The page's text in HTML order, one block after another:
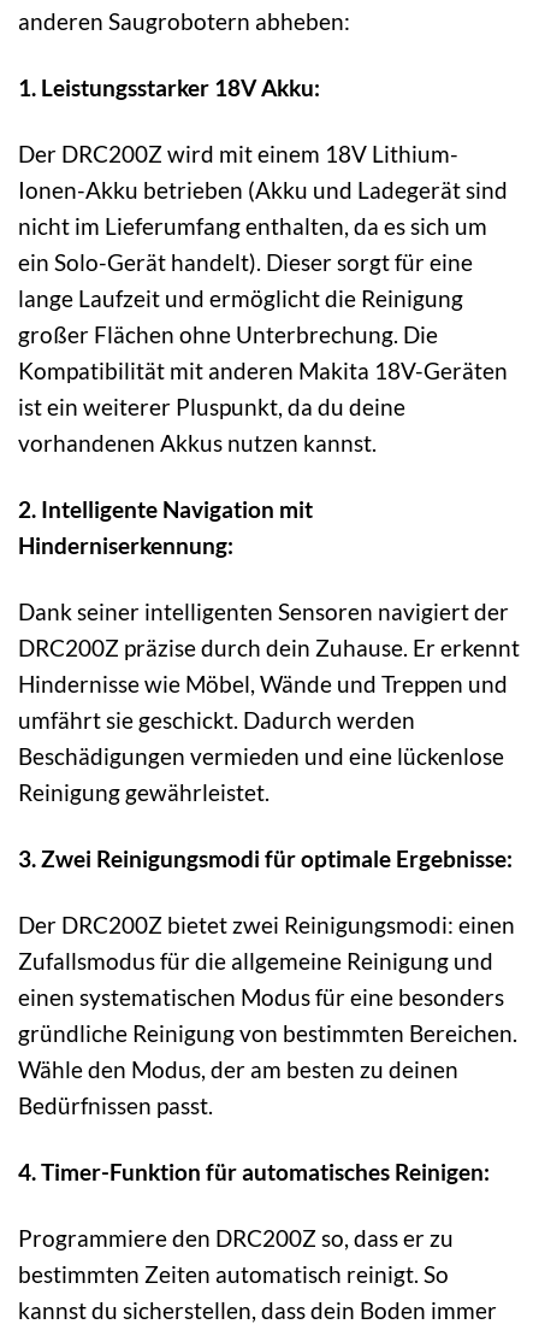
anderen Saugrobotern abheben:
1. Leistungsstarker 18V Akku:
Der DRC200Z wird mit einem 18V Lithium-
Ionen-Akku betrieben (Akku und Ladegerät sind
nicht im Lieferumfang enthalten, da es sich um
ein Solo-Gerät handelt). Dieser sorgt für eine
lange Laufzeit und ermöglicht die Reinigung
großer Flächen ohne Unterbrechung. Die
Kompatibilität mit anderen Makita 18V-Geräten
ist ein weiterer Pluspunkt, da du deine
vorhandenen Akkus nutzen kannst.
2. Intelligente Navigation mit
Hinderniserkennung:
Dank seiner intelligenten Sensoren navigiert der
DRC200Z präzise durch dein Zuhause. Er erkennt
Hindernisse wie Möbel, Wände und Treppen und
umfährt sie geschickt. Dadurch werden
Beschädigungen vermieden und eine lückenlose
Reinigung gewährleistet.
3. Zwei Reinigungsmodi für optimale Ergebnisse:
Der DRC200Z bietet zwei Reinigungsmodi: einen
Zufallsmodus für die allgemeine Reinigung und
einen systematischen Modus für eine besonders
gründliche Reinigung von bestimmten Bereichen.
Wähle den Modus, der am besten zu deinen
Bedürfnissen passt.
4. Timer-Funktion für automatisches Reinigen:
Programmiere den DRC200Z so, dass er zu
bestimmten Zeiten automatisch reinigt. So
kannst du sicherstellen, dass dein Boden immer